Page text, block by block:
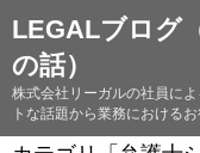
LEGALブログ
の話）
株式会社リーガルの社員に
トな話題から業務における